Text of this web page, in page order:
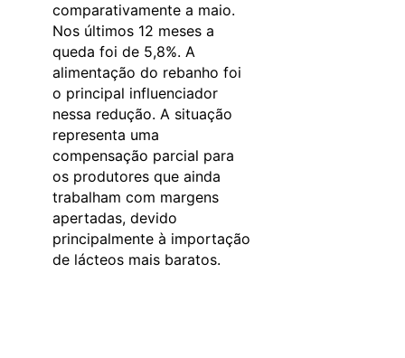
comparativamente a maio.
Nos últimos 12 meses a
queda foi de 5,8%. A
alimentação do rebanho foi
o principal influenciador
nessa redução. A situação
representa uma
compensação parcial para
os produtores que ainda
trabalham com margens
apertadas, devido
principalmente à importação
de lácteos mais baratos.